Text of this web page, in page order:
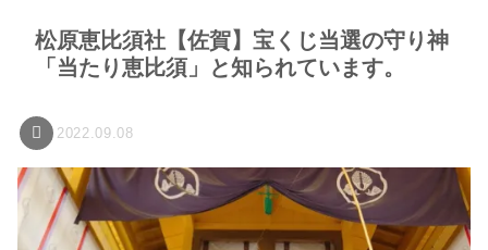
松原恵比須社【佐賀】宝くじ当選の守り神
「当たり恵比須」と知られています。
2022.09.08